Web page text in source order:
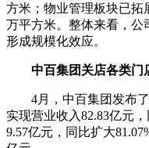
方米；物业管理板块已拓
万平方米。整体来看，公
形成规模化效应。
中百集团关店各类门
4月，中百集团发布
实现营业收入82.83亿元
9.57亿元，同比扩大